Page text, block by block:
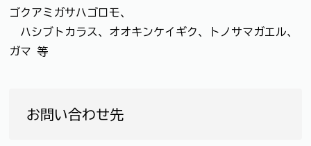
ゴクアミガサハゴロモ、
ハシブトカラス、オオキンケイギク、トノサマガエル、
ガマ 等
お問い合わせ先